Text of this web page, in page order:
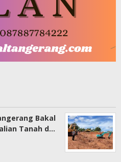
Bakal
Tanah d…